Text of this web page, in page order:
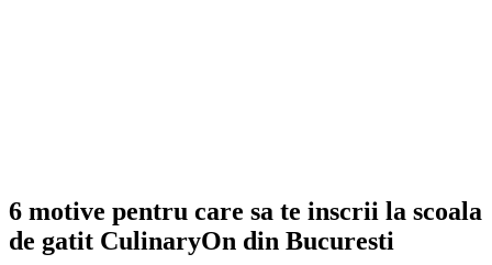
6 motive pentru care sa te inscrii la scoala
de gatit CulinaryOn din Bucuresti